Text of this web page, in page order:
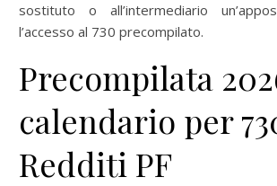
sostituto o all’intermediario
l’accesso al 730 precompilato.
Precompilata
calendario per
Redditi PF